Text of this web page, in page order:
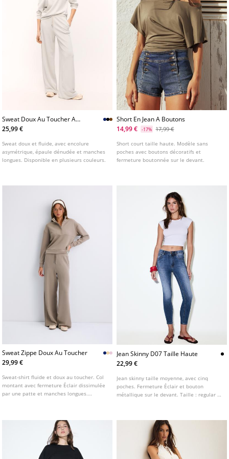
Sweat Doux Au Toucher A
Epaule Denudee
25,99 €
Sweat doux et fluide, avec encolure
asymétrique, épaule dénudée et manches
longues. Disponible en plusieurs couleurs.
Short En Jean A Boutons
14,99 €
-17% 17,99 €
Short court taille haute. Modèle sans
poches avec boutons décoratifs et
fermeture boutonnée sur le devant.
Sweat Zippe Doux Au Toucher
29,99 €
Sweat-shirt fluide et doux au toucher. Col
montant avec fermeture Éclair dissimulée
par une patte et manches longues.
Jean Skinny D07 Taille Haute
22,99 €
Jean skinny taille moyenne, avec cinq
poches. Fermeture Éclair et bouton
métallique sur le devant. Taille : regular fit
des chevilles